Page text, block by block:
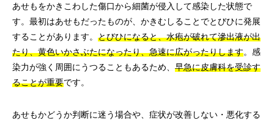
あせもをかきこわした傷口から細菌が侵入して感染した状態で
す。最初はあせもだったものが、かきむしることでとびひに発展
することがあります。 とびひになると、水疱が破れて滲出液が出
たり、黄色いかさぶたになったり、急速に広がったりします。感
染力が強く周囲にうつることもあるため、 早急に皮膚科を受診す
ることが重要です。
あせもかどうか判断に迷う場合や、症状が改善しない・悪化する